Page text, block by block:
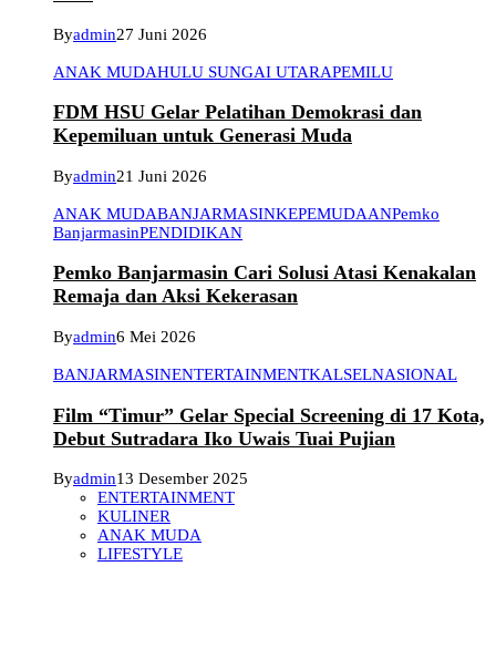
Byadmin27 Juni 2026
ANAK MUDAHULU SUNGAI UTARAPEMILU
FDM HSU Gelar Pelatihan Demokrasi dan
Kepemiluan untuk Generasi Muda
Byadmin21 Juni 2026
ANAK MUDABANJARMASINKEPEMUDAANPemko
BanjarmasinPENDIDIKAN
Pemko Banjarmasin Cari Solusi Atasi Kenakalan
Remaja dan Aksi Kekerasan
Byadmin6 Mei 2026
BANJARMASINENTERTAINMENTKALSELNASIONAL
Film “Timur” Gelar Special Screening di 17 Kota,
Debut Sutradara Iko Uwais Tuai Pujian
Byadmin13 Desember 2025
ENTERTAINMENT
KULINER
ANAK MUDA
LIFESTYLE